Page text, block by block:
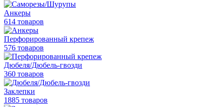
Анкеры
614 товаров
Перфорированный крепеж
576 товаров
Дюбеля/Дюбель-гвозди
360 товаров
Заклепки
1885 товаров